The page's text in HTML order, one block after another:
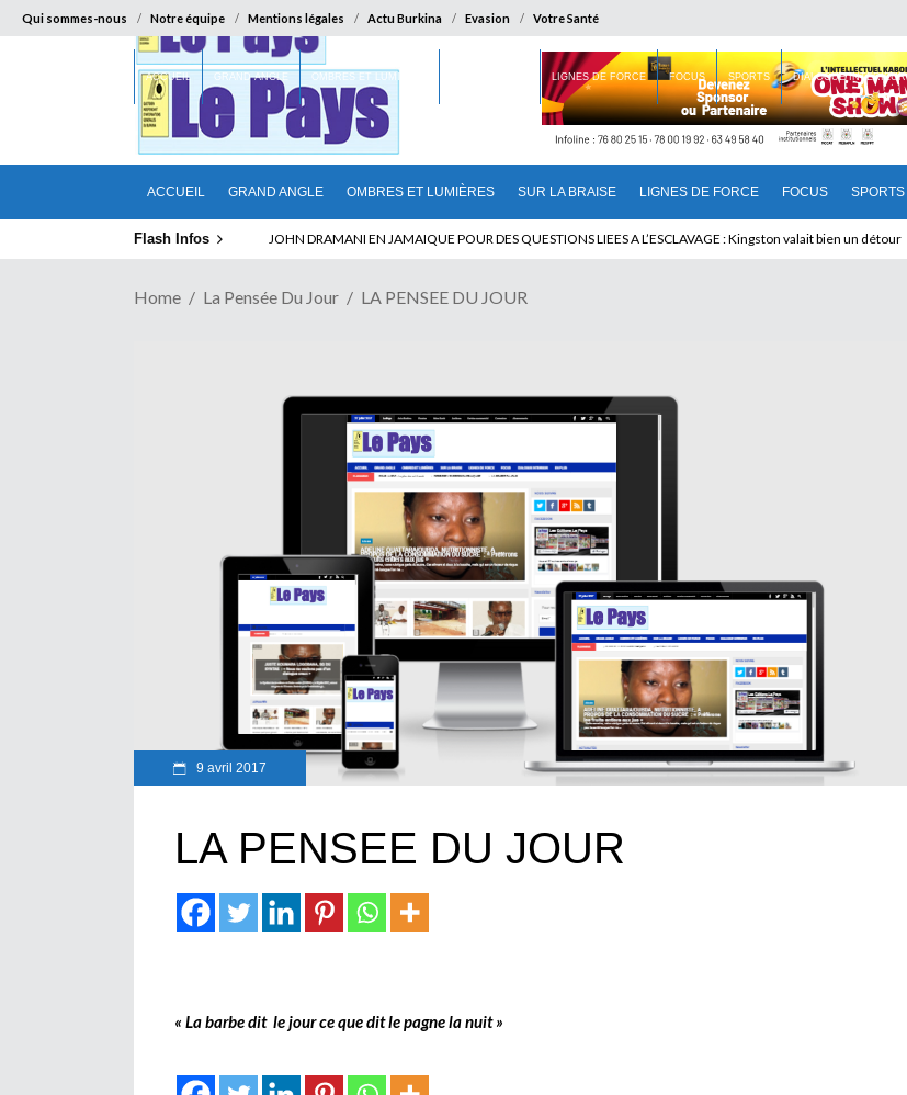
Qui sommes-nous Notre équipe Mentions légales Actu Burkina Evasion Votre Santé
ACCUEIL GRAND ANGLE OMBRES ET LUMIÈRES SUR LA BRAISE LIGNES DE FORCE FOCUS SPORTS
ACCUEIL GRAND ANGLE OMBRES ET LUMIÈRES LIGNES DE FORCE FOCUS SPORTS DIALOGUE INTERIEUR
Flash Infos ELECTION DE TALON A LA TETE DU SENAT BENINOIS : Quand Patrice quitte le pouvoir sans partir !
Home La Pensée Du Jour LA PENSEE DU JOUR
9 avril 2017
LA PENSEE DU JOUR
« La barbe dit le jour ce que dit le pagne la nuit »